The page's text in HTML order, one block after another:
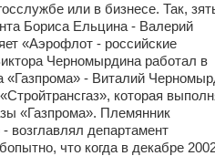
или в бизнесе. Так,
Бориса Ельцина - Валерий
«Аэрофлот - российские
Черномырдина работал в
«Газпрома» - Виталий
которая
«Газпрома». Племянник
возглавлял департамент
что когда в декабре